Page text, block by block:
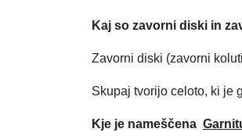
Kaj so zavorni diski in
Zavorni diski (zavorni
Skupaj tvorijo celoto, ki je
Kje je nameščena